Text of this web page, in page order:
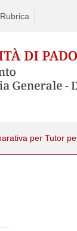
Rubrica